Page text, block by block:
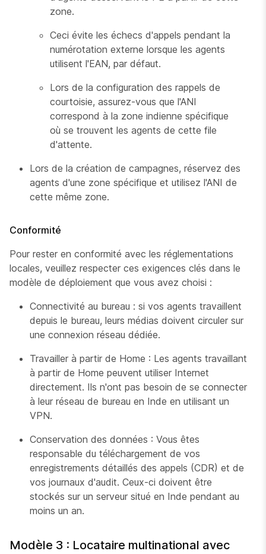
zone.
Ceci évite les échecs d'appels pendant la
numérotation externe lorsque les agents
utilisent l'EAN, par défaut.
Lors de la configuration des rappels de
courtoisie, assurez-vous que l'ANI
correspond à la zone indienne spécifique
où se trouvent les agents de cette file
d'attente.
Lors de la création de campagnes, réservez des
agents d'une zone spécifique et utilisez l'ANI de
cette même zone.
Conformité
Pour rester en conformité avec les réglementations
locales, veuillez respecter ces exigences clés dans le
modèle de déploiement que vous avez choisi :
Connectivité au bureau : si vos agents travaillent
depuis le bureau, leurs médias doivent circuler sur
une connexion réseau dédiée.
Travailler à partir de Home : Les agents travaillant
à partir de Home peuvent utiliser Internet
directement. Ils n'ont pas besoin de se connecter
à leur réseau de bureau en Inde en utilisant un
VPN.
Conservation des données : Vous êtes
responsable du téléchargement de vos
enregistrements détaillés des appels (CDR) et de
vos journaux d'audit. Ceux-ci doivent être
stockés sur un serveur situé en Inde pendant au
moins un an.
Modèle 3 : Locataire multinational avec